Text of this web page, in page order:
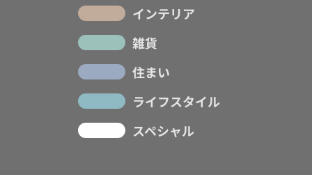
インテリア
雑貨
住まい
ライフスタイル
スペシャル